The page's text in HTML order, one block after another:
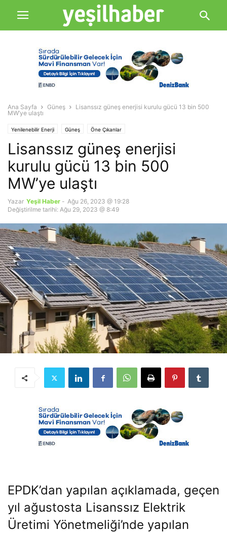
Ana Sayfa Güneş
Lisanssız güneş enerjisi kurulu gücü 13 bin 500
MW’ye ulaştı
Yenilenebilir Enerji Güneş Öne Çıkanlar
Lisanssız güneş enerjisi
kurulu gücü 13 bin 500
MW’ye ulaştı
Yazar Yeşil Haber - Ağu 26, 2023 @ 19:28
Değiştirilme tarihi: Ağu 29, 2023 @ 8:49
EPDK’dan yapılan açıklamada, geçen
yıl ağustosta Lisanssız Elektrik
Üretimi Yönetmeliği’nde yapılan